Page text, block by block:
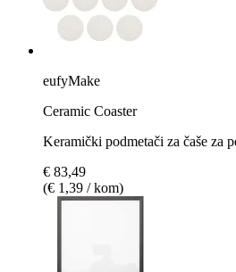
eufyMake
Ceramic Coaster
Keramički podmetači za čaše za
€ 83,49
(€ 1,39 / kom)